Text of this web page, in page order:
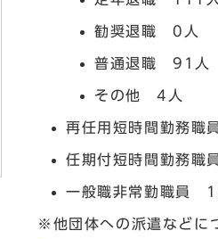
勧奨退職 0人
普通退職 91人
その他 4人
再任用短時間勤務
任期付短時間勤務職
一般職非常勤職員
※他団体への派遣などに